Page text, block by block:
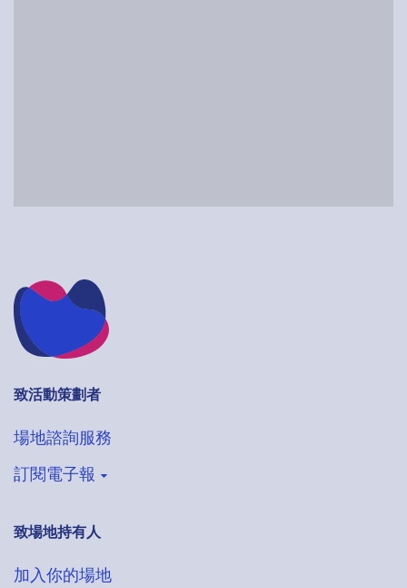
致活動策劃者
場地諮詢服務
訂閱電子報
登記收取VenueHub電子通訊
搶先獲得最新場地情報
致場地持有人
加入你的場地